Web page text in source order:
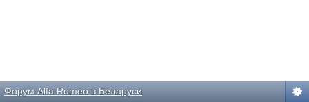
Форум Alfa Romeo в Беларуси